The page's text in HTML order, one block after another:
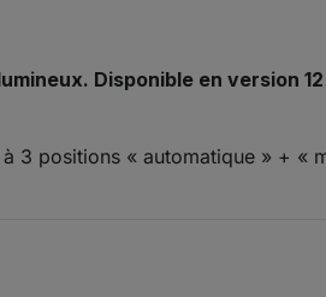
Disponible en version
3 positions « automatique » +